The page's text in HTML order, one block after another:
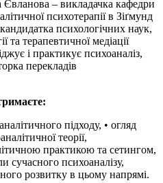
– викладачка кафедри
психотерапії в Зіґмунд
психологічних наук,
та терапевтичної медіації
і практикує психоаналіз,
перекладів
підходу, • огляд
теорії,
практикою та сетингом,
сучасного психоаналізу,
розвитку в цьому напрямі.